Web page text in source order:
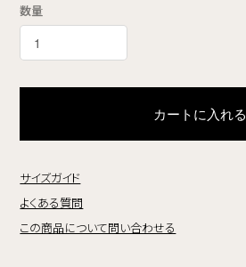
数量
カートに入れる
サイズガイド
よくある質問
この商品について問い合わせる